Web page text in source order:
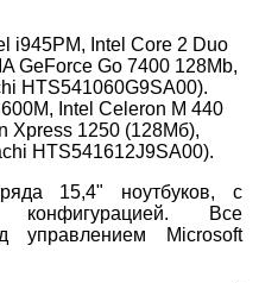
i945PM, Intel Core 2 Duo
GeForce Go 7400 128Mb,
HTS541060G9SA00).
Intel Celeron M 440
Xpress 1250 (128Мб),
HTS541612J9SA00).
15,4" ноутбуков, с
конфигурацией. Все
управлением Microsoft